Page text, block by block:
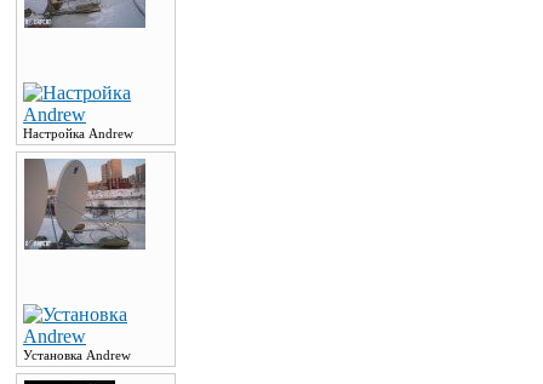
Настройка Andrew
Установка Andrew